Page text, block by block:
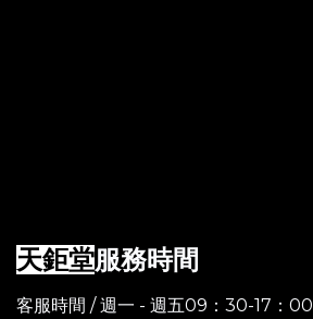
天鉅堂服務時間
客服時間 / 週一 - 週五09：30-17：00